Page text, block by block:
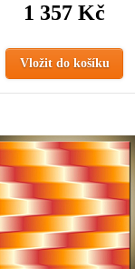
1 357 Kč
Vložit do košíku